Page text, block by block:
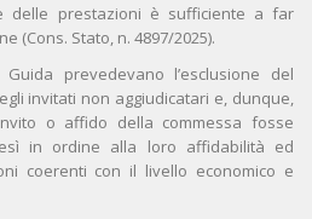
delle prestazioni è sufficiente a far
(Cons. Stato, n. 4897/2025).
prevedevano l’esclusione del
invitati non aggiudicatari e, dunque,
o affido della commessa fosse
in ordine alla loro affidabilità ed
coerenti con il livello economico e